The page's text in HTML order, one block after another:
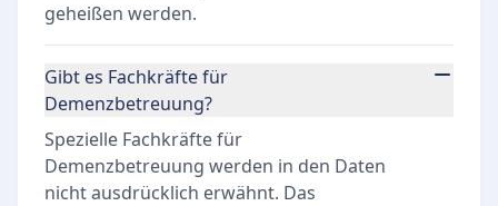
geheißen werden.
Gibt es Fachkräfte für
Demenzbetreuung?
Spezielle Fachkräfte für
Demenzbetreuung werden in den Daten
nicht ausdrücklich erwähnt. Das